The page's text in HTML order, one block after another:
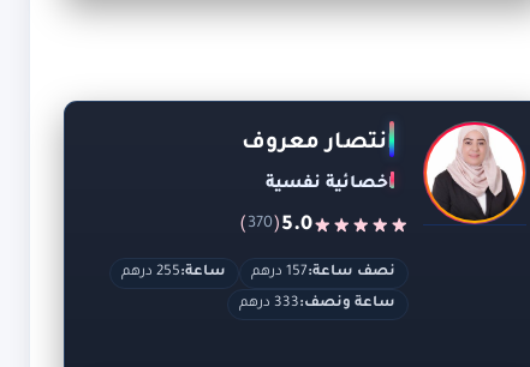
انتصار معروف
اخصائية نفسية
5.0
(
370
)
نصف ساعة:157 درهم ساعة:255 درهم
ساعة ونصف:333 درهم